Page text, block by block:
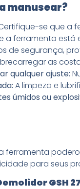
manusear?
se que a
a ferramenta
de segurança,
as
qualquer ajuste:
A limpeza e
úmidos ou
ferramenta
para seus
GSH 27